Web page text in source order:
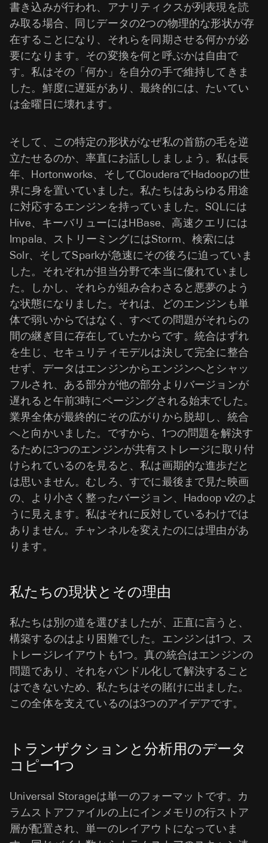
書き込みが行われ、アナリティクスが列表現を読
み取る場合、同じデータの2つの物理的な形状が存
在することになり、それらを同期させる何かが必
要になります。その変換を何と呼ぶかは自由で
す。私はその「何か」を自分の手で維持してきま
した。鮮度に遅延があり、最終的には、たいてい
は金曜日に壊れます。
そして、この特定の形状がなぜ私の首筋の毛を逆
立たせるのか、率直にお話ししましょう。私は長
年、Hortonworks、そしてClouderaでHadoopの世
界に身を置いていました。私たちはあらゆる用途
に対応するエンジンを持っていました。SQLには
Hive、キーバリューにはHBase、高速クエリには
Impala、ストリーミングにはStorm、検索には
Solr、そしてSparkが急速にその後ろに迫っていま
した。それぞれが担当分野で本当に優れていまし
た。しかし、それらが組み合わさると悪夢のよう
な状態になりました。それは、どのエンジンも単
体で弱いからではなく、すべての問題がそれらの
間の継ぎ目に存在していたからです。統合はずれ
を生じ、セキュリティモデルは決して完全に整合
せず、データはエンジンからエンジンへとシャッ
フルされ、ある部分が他の部分よりバージョンが
遅れると午前3時にページングされる始末でした。
業界全体が最終的にその広がりから脱却し、統合
へと向かいました。ですから、1つの問題を解決す
るために3つのエンジンが共有ストレージに取り付
けられているのを見ると、私は画期的な進歩だと
は思いません。むしろ、すでに最後まで見た映画
の、より小さく整ったバージョン、Hadoop v2のよ
うに見えます。私はそれに反対しているわけでは
ありません。チャンネルを変えたのには理由があ
ります。
私たちの現状とその理由
私たちは別の道を選びましたが、正直に言うと、
構築するのはより困難でした。エンジンは1つ、ス
トレージレイアウトも1つ。真の統合はエンジンの
問題であり、それをバンドル化して解決すること
はできないため、私たちはその賭けに出ました。
この全体を支えているのは3つのアイデアです。
トランザクションと分析用のデータ
コピー1つ
Universal Storageは単一のフォーマットです。カ
ラムストアファイルの上にインメモリの行ストア
層が配置され、単一のレイアウトになっていま